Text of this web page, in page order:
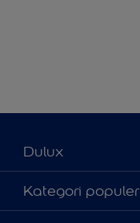
Dulux
Tentang Kami
Contact us
Kategori populer